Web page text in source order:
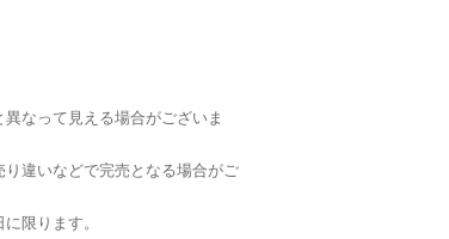
なって見える場合がございま
違いなどで完売となる場合がご
限ります。